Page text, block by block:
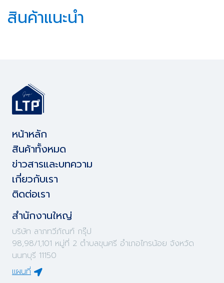
สินค้าแนะนำ
หน้าหลัก
สินค้าทั้งหมด
ข่าวสารและบทความ
เกี่ยวกับเรา
ติดต่อเรา
สำนักงานใหญ่
บริษัท ลาภทวีภัณฑ์ กรุ๊ป
98,98/1,101 หมู่ที่ 2 ตำบลขุนศรี อำเภอไทรน้อย จังหวัด
นนทบุรี 11150
แผนที่